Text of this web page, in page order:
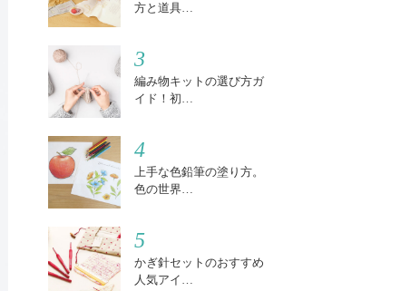
方と道具…
3
編み物キットの選び方ガ
イド！初…
4
上手な色鉛筆の塗り方。
色の世界…
5
かぎ針セットのおすすめ
人気アイ…